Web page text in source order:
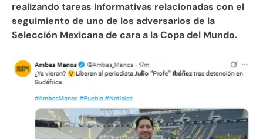
realizando tareas informativas relacionadas con el
seguimiento de uno de los adversarios de la
Selección Mexicana de cara a la Copa del Mundo.